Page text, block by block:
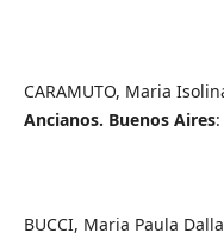
CARAMUTO, Maria
Ancianos. Buenos Aires
BUCCI, Maria Paula